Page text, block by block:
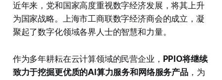
近年来，党和国家高度重视数字经济发展，将其上升
为国家战略。上海市工商联数字经济商会的成立，凝
聚起了数字化领域各界人士的智慧和力量。
作为多年耕耘在云计算领域的民营企业， PPIO将继续
致力于挖掘更优质的AI算力服务和网络服务产品，为